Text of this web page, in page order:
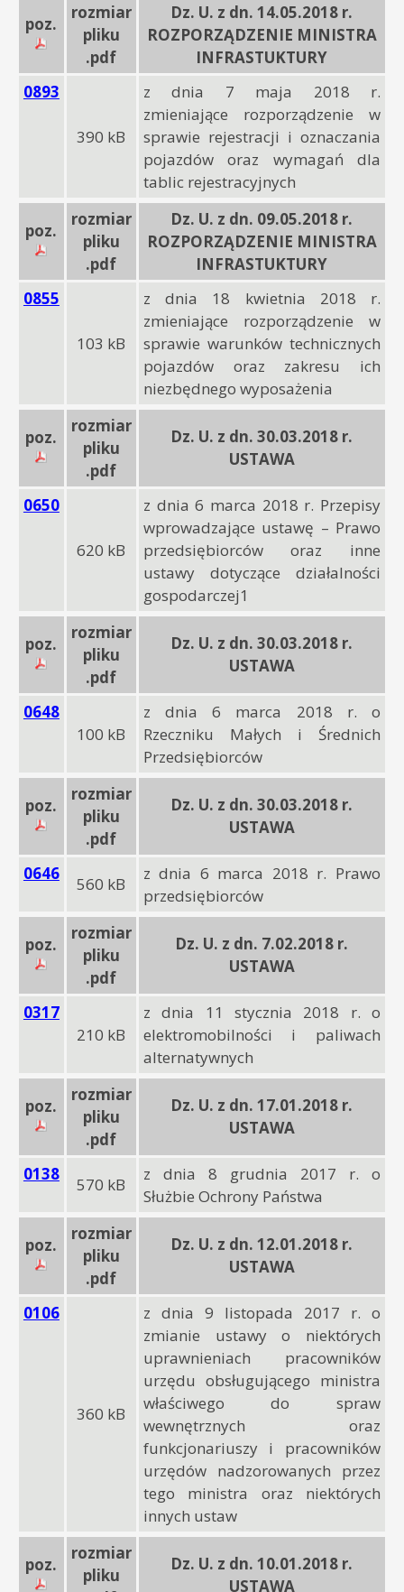
poz.
rozmiar
pliku
.pdf
Dz. U. z dn. 14.05.2018 r.
ROZPORZĄDZENIE MINISTRA
INFRASTUKTURY
0893
390 kB
z dnia 7 maja 2018 r.
zmieniające rozporządzenie w
sprawie rejestracji i oznaczania
pojazdów oraz wymagań dla
tablic rejestracyjnych
poz.
rozmiar
pliku
.pdf
Dz. U. z dn. 09.05.2018 r.
ROZPORZĄDZENIE MINISTRA
INFRASTUKTURY
0855
103 kB
z dnia 18 kwietnia 2018 r.
zmieniające rozporządzenie w
sprawie warunków technicznych
pojazdów oraz zakresu ich
niezbędnego wyposażenia
poz.
rozmiar
pliku
.pdf
Dz. U. z dn. 30.03.2018 r.
USTAWA
0650
620 kB
z dnia 6 marca 2018 r. Przepisy
wprowadzające ustawę – Prawo
przedsiębiorców oraz inne
ustawy dotyczące działalności
gospodarczej1
poz.
rozmiar
pliku
.pdf
Dz. U. z dn. 30.03.2018 r.
USTAWA
0648
100 kB
z dnia 6 marca 2018 r. o
Rzeczniku Małych i Średnich
Przedsiębiorców
poz.
rozmiar
pliku
.pdf
Dz. U. z dn. 30.03.2018 r.
USTAWA
0646
560 kB
z dnia 6 marca 2018 r. Prawo
przedsiębiorców
poz.
rozmiar
pliku
.pdf
Dz. U. z dn. 7.02.2018 r.
USTAWA
0317
210 kB
z dnia 11 stycznia 2018 r. o
elektromobilności i paliwach
alternatywnych
poz.
rozmiar
pliku
.pdf
Dz. U. z dn. 17.01.2018 r.
USTAWA
0138
570 kB
z dnia 8 grudnia 2017 r. o
Służbie Ochrony Państwa
poz.
rozmiar
pliku
.pdf
Dz. U. z dn. 12.01.2018 r.
USTAWA
0106
360 kB
z dnia 9 listopada 2017 r. o
zmianie ustawy o niektórych
uprawnieniach pracowników
urzędu obsługującego ministra
właściwego do spraw
wewnętrznych oraz
funkcjonariuszy i pracowników
urzędów nadzorowanych przez
tego ministra oraz niektórych
innych ustaw
poz.
rozmiar
pliku
Dz. U. z dn. 10.01.2018 r.
USTAWA